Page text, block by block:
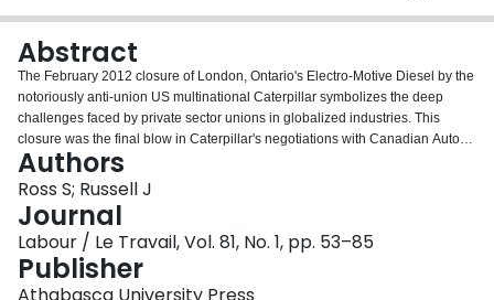
Abstract
The February 2012 closure of London, Ontario's Electro-Motive Diesel by the
notoriously anti-union US multinational Caterpillar symbolizes the deep
challenges faced by private sector unions in globalized industries. This
closure was the final blow in Caterpillar's negotiations with Canadian Auto
Workers Local 27. This article explores the implications of changes in
corporate structure, investment, and labour-relations strategy in
manufacturing that have reduced capital's dependence on production and
increased corporate power over workers. Through a detailed case study
based on extensive analysis of a range of sources, the authors argue that
union strategy must be guided by a more differentiated understanding of
corporate structure. While unions can effectively mobilize in response to
Authors
Ross S; Russell J
Journal
Labour / Le Travail, Vol. 81, No. 1, pp. 53–85
Publisher